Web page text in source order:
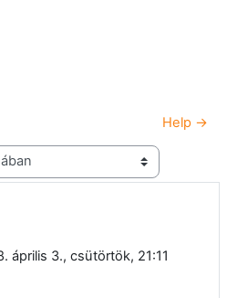
Help →
április 3., csütörtök, 21:11